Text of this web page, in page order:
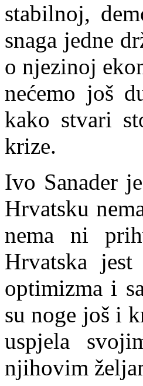
stabilnoj,
snaga jedne
o njezinoj
nećemo još
kako stvari
krize.
Ivo Sanader
Hrvatsku
nema ni
Hrvatska
optimizma i
su noge još i
uspjela
njihovim